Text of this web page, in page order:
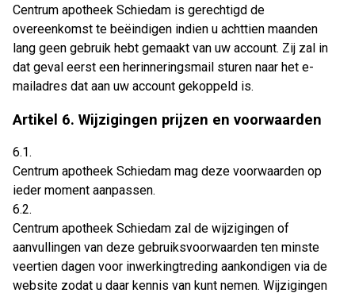
Centrum apotheek Schiedam is gerechtigd de
overeenkomst te beëindigen indien u achttien maanden
lang geen gebruik hebt gemaakt van uw account. Zij zal in
dat geval eerst een herinneringsmail sturen naar het e-
mailadres dat aan uw account gekoppeld is.
Artikel 6. Wijzigingen prijzen en voorwaarden
6.1.
Centrum apotheek Schiedam mag deze voorwaarden op
ieder moment aanpassen.
6.2.
Centrum apotheek Schiedam zal de wijzigingen of
aanvullingen van deze gebruiksvoorwaarden ten minste
veertien dagen voor inwerkingtreding aankondigen via de
website zodat u daar kennis van kunt nemen. Wijzigingen